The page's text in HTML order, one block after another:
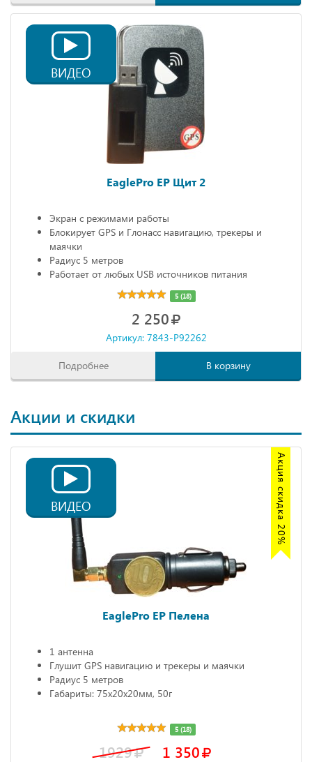
ВИДЕО
EaglePro EP Щит 2
Экран с режимами работы
Блокирует GPS и Глонасс навигацию, трекеры и
маячки
Радиус 5 метров
Работает от любых USB источников питания
Габариты: 68х20х10 мм
5 (18)
2 250
Артикул: 7843-P92262
Подробнее В корзину
Акции и скидки
Акция скидка 20%
ВИДЕО
EaglePro EP Пелена
1 антенна
Глушит GPS навигацию и трекеры и маячки
Радиус 5 метров
Габариты: 75х20х20мм, 50г
5 (18)
1929 1 350